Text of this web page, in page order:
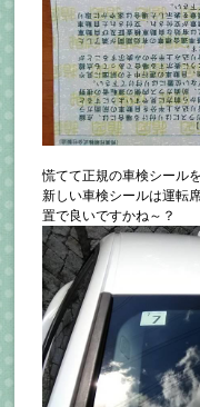
慌てて正規の車検シール
新しい車検シールは運転
置で良いですかね～？